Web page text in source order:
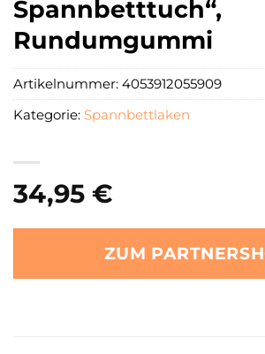
Spannbetttuch“,
Rundumgummi
34,95 €
ZUM
Artikelnummer: 4053912055909
Kategorie: Spannbettlaken